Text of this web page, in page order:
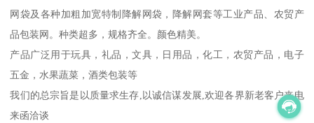
网袋及各种加粗加宽特制降解网袋，降解网套等工业产品、农贸产
品包装网。种类超多，规格齐全。颜色精美。
产品广泛用于玩具，礼品，文具，日用品，化工，农贸产品，电子
五金，水果蔬菜，酒类包装等
我们的总宗旨是以质量求生存,以诚信谋发展,欢迎各界新老客户来电
来函洽谈